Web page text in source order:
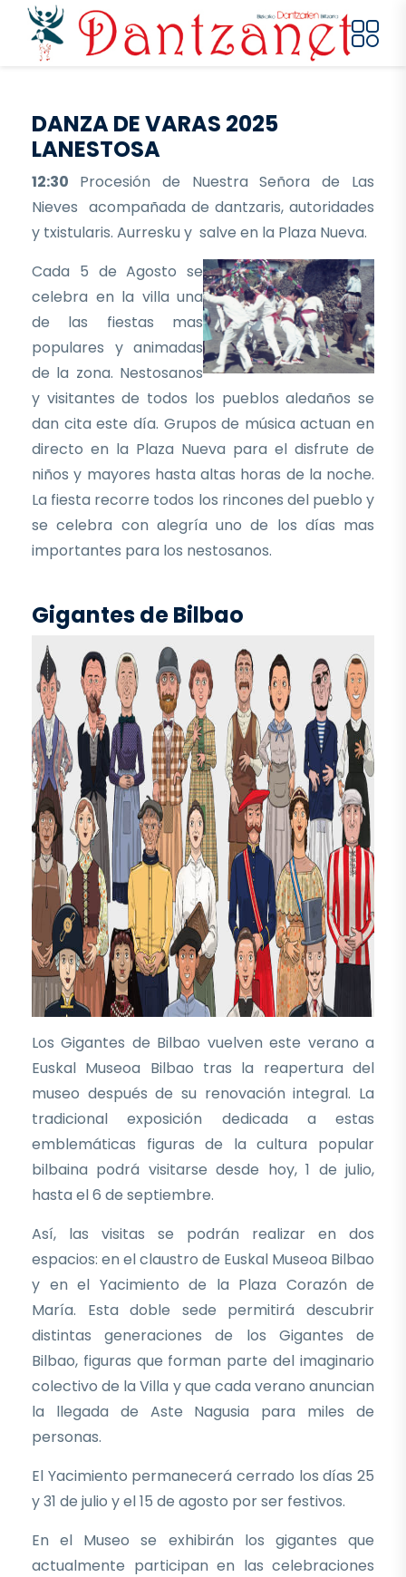
Pasar al contenido principal
DANZA DE VARAS 2025
LANESTOSA
12:30 Procesión de Nuestra Señora de Las
Nieves acompañada de dantzaris, autoridades
y txistularis. Aurresku y salve en la Plaza Nueva.
Cada 5 de Agosto se
celebra en la villa una
de las fiestas mas
populares y animadas
de la zona. Nestosanos
y visitantes de todos los pueblos aledaños se
dan cita este día. Grupos de música actuan en
directo en la Plaza Nueva para el disfrute de
niños y mayores hasta altas horas de la noche.
La fiesta recorre todos los rincones del pueblo y
se celebra con alegría uno de los días mas
importantes para los nestosanos.
Gigantes de Bilbao
Los Gigantes de Bilbao vuelven este verano a
Euskal Museoa Bilbao tras la reapertura del
museo después de su renovación integral. La
tradicional exposición dedicada a estas
emblemáticas figuras de la cultura popular
bilbaina podrá visitarse desde hoy, 1 de julio,
hasta el 6 de septiembre.
Así, las visitas se podrán realizar en dos
espacios: en el claustro de Euskal Museoa Bilbao
y en el Yacimiento de la Plaza Corazón de
María. Esta doble sede permitirá descubrir
distintas generaciones de los Gigantes de
Bilbao, figuras que forman parte del imaginario
colectivo de la Villa y que cada verano anuncian
la llegada de Aste Nagusia para miles de
personas.
El Yacimiento permanecerá cerrado los días 25
y 31 de julio y el 15 de agosto por ser festivos.
En el Museo se exhibirán los gigantes que
actualmente participan en las celebraciones